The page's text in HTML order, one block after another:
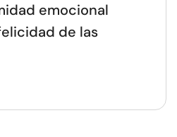
emocional
de las